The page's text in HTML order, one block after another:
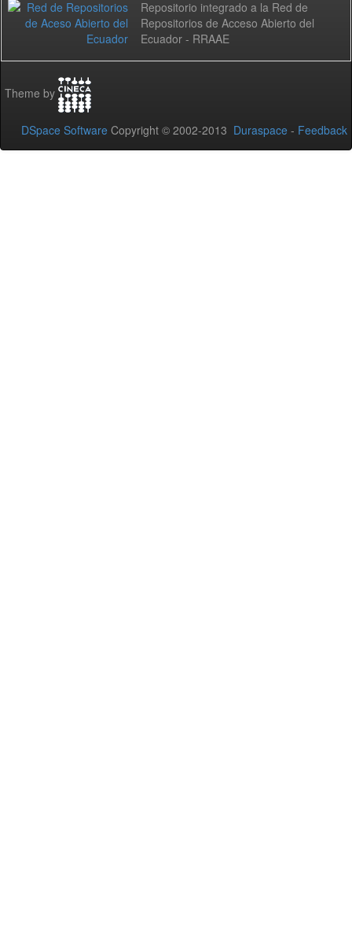
Repositorio integrado a la Red de
Repositorios de Acceso Abierto del
Ecuador - RRAAE
Theme by
DSpace Software Copyright © 2002-2013 Duraspace - Feedback